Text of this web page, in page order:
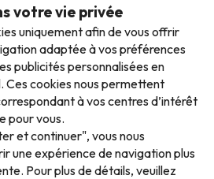
Voyagé seul
de nombreuses possibilités de
Traduction automatique
Voir l'original
les meilleures offres !
jour. Inscrivez-vous et
une sélection soignée de
vacances, pour ne plus
excellent prix.
votre vie privée
uniquement afin de vous offrir
adaptée à vos préférences
publicités personnalisées en
Ces cookies nous permettent
à vos centres d’intérêt
pour vous.
et continuer", vous nous
une expérience de navigation plus
Pour plus de détails, veuillez